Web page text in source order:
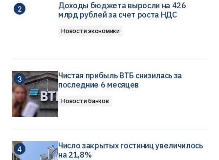
Доходы бюджета выросли на 426
млрд рублей за счет роста НДС
Новости экономики
Чистая прибыль ВТБ снизилась за
последние 6 месяцев
Новости банков
Число закрытых гостиниц увеличилось
на 21,8%